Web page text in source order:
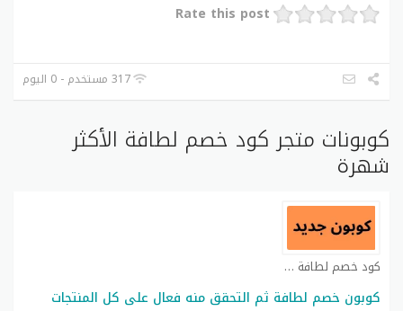
Rate this post
317 مستخدم - 0 اليوم
كوبونات متجر كود خصم لطافة الأكثر
شهرة
كود خصم لطافة كوبون
كوبون خصم لطافة ثم التحقق منه فعال على كل المنتجات